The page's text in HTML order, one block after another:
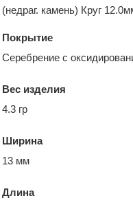
(недраг. камень) Круг
Покрытие
Серебрение с
Вес изделия
4.3 гр
Ширина
13 мм
Длина